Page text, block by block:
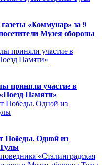
«Коммунар» за 9
Музея обороны
приняли участие в
Памяти»
Победы. Одной из